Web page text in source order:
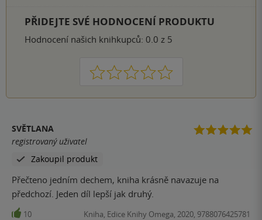
PŘIDEJTE SVÉ HODNOCENÍ PRODUKTU
Hodnocení našich knihkupců: 0.0 z 5
1 2 3 4 5
SVĚTLANA
registrovaný uživatel
Zakoupil produkt
Přečteno jedním dechem, kniha krásně navazuje na
předchozí. Jeden díl lepší jak druhý.
10 Kniha, Edice Knihy Omega, 2020, 9788076425781